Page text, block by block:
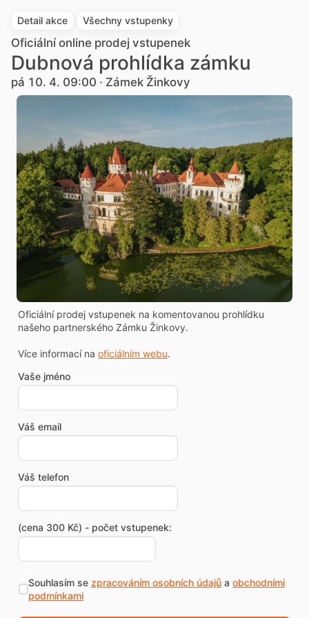
Detail akce Všechny vstupenky
Oficiální online prodej vstupenek
Dubnová prohlídka zámku
pá 10. 4. 09:00 · Zámek Žinkovy
Oficiální prodej vstupenek na komentovanou prohlídku
našeho partnerského Zámku Žinkovy.
Více informací na oficiálním webu.
Vaše jméno
Váš email
Váš telefon
(cena 300 Kč) - počet vstupenek:
Souhlasím se zpracováním osobních údajůa obchodními
podmínkami